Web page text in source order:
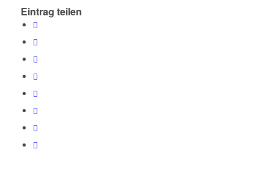
Eintrag teilen